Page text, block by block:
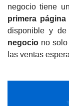
negocio tiene
primera página
disponible y de
negocio no
las ventas